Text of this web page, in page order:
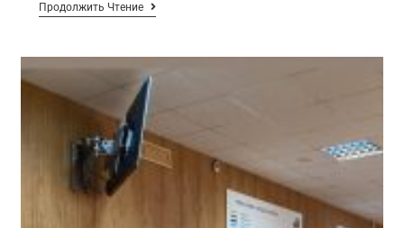
Продолжить Чтение